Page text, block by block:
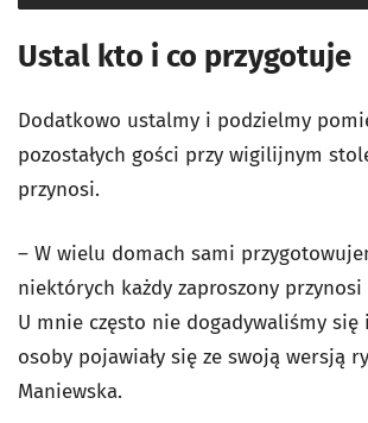
Ustal kto i co przygotuje
Dodatkowo ustalmy i podzielmy
pozostałych gości przy wigilijnym
przynosi.
– W wielu domach sami
niektórych każdy zaproszony
U mnie często nie dogadywaliśmy się
osoby pojawiały się ze swoją wersją
Maniewska.